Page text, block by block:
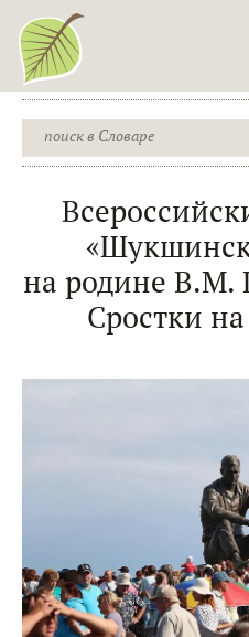
на родине В.М.
Сростки